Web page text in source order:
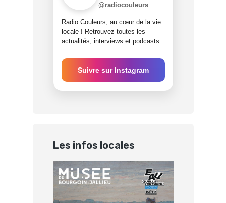
@radiocouleurs
Radio Couleurs, au cœur de la vie
locale ! Retrouvez toutes les
actualités, interviews et podcasts.
Suivre sur Instagram
Les infos locales